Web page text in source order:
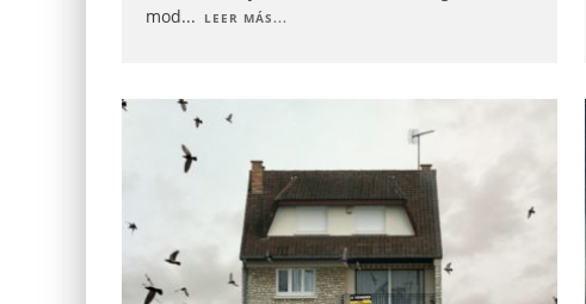
mod... LEER MÁS...